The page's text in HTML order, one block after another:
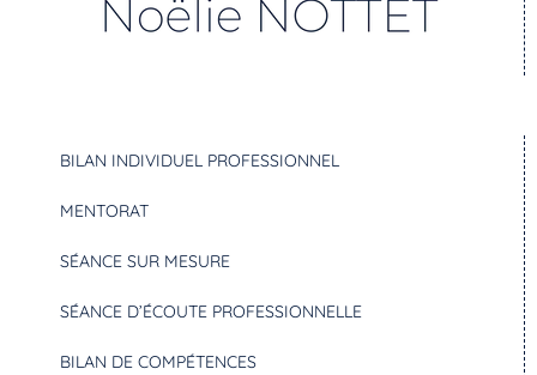
BILAN INDIVIDUEL PROFESSIONNEL
MENTORAT
SÉANCE SUR MESURE
SÉANCE D’ÉCOUTE PROFESSIONNELLE
BILAN DE COMPÉTENCES